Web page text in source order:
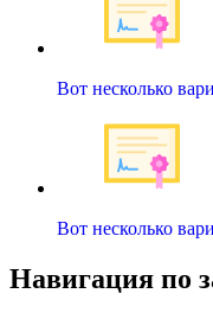
Вот несколько
Вот несколько
Навигация по